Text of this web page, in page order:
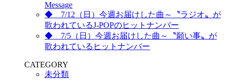
Message
◆ 7/12（日）今週お届けした曲～〝ラジオ〟が
歌われているJ-POPのヒットナンバー
◆ 7/5（日）今週お届けした曲～〝願い事〟が
歌われているヒットナンバー
CATEGORY
未分類